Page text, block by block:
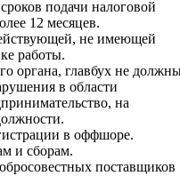
подачи налоговой
12 месяцев.
не имеющей
работы.
органа, главбух не
в области
на
в оффшоре.
и сборам.
поставщиков